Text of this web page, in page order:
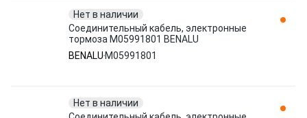
Нет в наличии
Соединительный кабель, электронные
тормоза M05991801 BENALU
BENALU M05991801
Нет в наличии